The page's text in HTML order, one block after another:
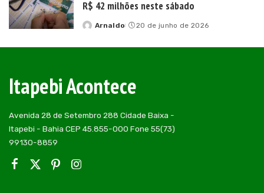
R$ 42 milhões neste sábado
Posted
Arnaldo 20 de junho de 2026
Itapebi Acontece
Avenida 28 de Setembro 288 Cidade Baixa -
Itapebi - Bahia CEP 45.855-000 Fone 55(73)
99130-8859